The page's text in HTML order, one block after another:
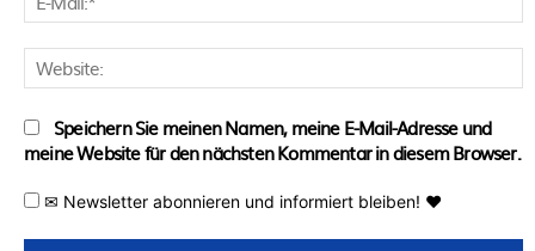
Speichern Sie meinen Namen, meine E-Mail-Adresse und
meine Website für den nächsten Kommentar in diesem Browser.
✉ Newsletter abonnieren und informiert bleiben! ♥